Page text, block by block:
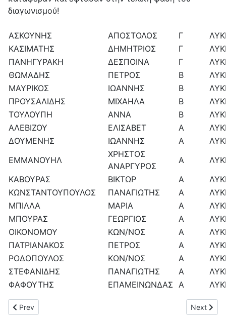
διαγωνισμού!
ΑΣΚΟΥΝΗΣ ΑΠΟΣΤΟΛΟΣ Γ
ΚΑΣΙΜΑΤΗΣ
ΔΗΜΗΤΡΙΟΣ Γ
ΠΑΝΗΓΥΡΑΚΗ
ΔΕΣΠΟΙΝΑ Γ
ΘΩΜΑΔΗΣ
ΠΕΤΡΟΣ Β
ΜΑΥΡΙΚΟΣ
ΙΩΑΝΝΗΣ Β
ΠΡΟΥΣΑΛΙΔΗΣ
ΜΙΧΑΗΛΑ Β
ΤΟΥΛΟΥΠΗ
ΑΝΝΑ Β
ΑΛΕΒΙΖΟΥ
ΕΛΙΣΑΒΕΤ Α
ΔΟΥΜΕΝΗΣ
ΙΩΑΝΝΗΣ Α
ΕΜΜΑΝΟΥΗΛ
ΧΡΗΣΤΟΣ
ΑΝΑΡΓΥΡΟΣ
Α
ΚΑΒΟΥΡΑΣ
ΒΙΚΤΩΡ Α
ΚΩΝΣΤΑΝΤΟΥΠΟΥΛΟΣ
ΠΑΝΑΓΙΩΤΗΣ Α
ΜΠΙΛΛΑ
ΜΑΡΙΑ Α
ΜΠΟΥΡΑΣ
ΓΕΩΡΓΙΟΣ Α
ΟΙΚΟΝΟΜΟΥ
ΚΩΝ/ΝΟΣ Α
ΠΑΤΡΙΑΝΑΚΟΣ
ΠΕΤΡΟΣ Α
ΡΟΔΟΠΟΥΛΟΣ
ΚΩΝ/ΝΟΣ Α
ΣΤΕΦΑΝΙΔΗΣ
ΠΑΝΑΓΙΩΤΗΣ Α
ΦΑΦΟΥΤΗΣ
ΕΠΑΜΕΙΝΩΝΔΑΣ Α
Previous article: ΧΑΛΚΙΝΟ μετάλλιο για τον μαθητή μας της
Prev Next
Next